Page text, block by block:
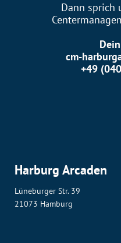
Dann sprich
cm-
+49
Harburg Arcaden
Lüneburger Str. 39
21073 Hamburg